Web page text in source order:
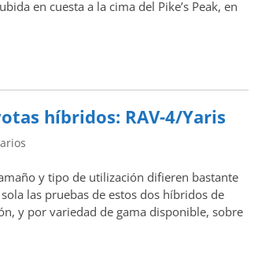
en cuesta a la cima del Pike’s Peak, en
híbridos: RAV-4/Yaris
y tipo de utilización difieren bastante
las pruebas de estos dos híbridos de
y por variedad de gama disponible, sobre